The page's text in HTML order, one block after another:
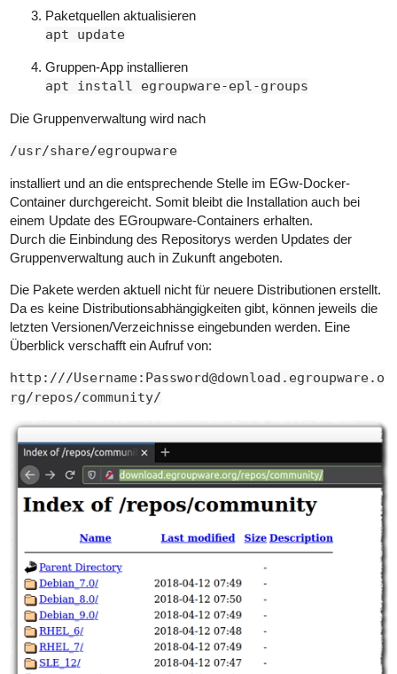
Paketquellen aktualisieren
apt update
Gruppen-App installieren
apt install egroupware-epl-groups
Die Gruppenverwaltung wird nach
/usr/share/egroupware
installiert und an die entsprechende Stelle im EGw-Docker-
Container durchgereicht. Somit bleibt die Installation auch bei
einem Update des EGroupware-Containers erhalten.
Durch die Einbindung des Repositorys werden Updates der
Gruppenverwaltung auch in Zukunft angeboten.
Die Pakete werden aktuell nicht für neuere Distributionen erstellt.
Da es keine Distributionsabhängigkeiten gibt, können jeweils die
letzten Versionen/Verzeichnisse eingebunden werden. Eine
Überblick verschafft ein Aufruf von:
http:///Username:Password@download.egroupware.o
rg/repos/community/